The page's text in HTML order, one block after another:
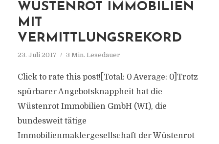
WÜSTENROT IMMOBILIEN
MIT
VERMITTLUNGSREKORD
23. Juli 2017 3 Min. Lesedauer
Click to rate this post![Total: 0 Average: 0]Trotz
spürbarer Angebotsknappheit hat die
Wüstenrot Immobilien GmbH (WI), die
bundesweit tätige
Immobilienmaklergesellschaft der Wüstenrot